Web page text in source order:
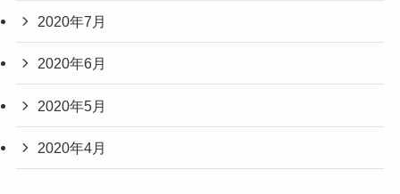
2020年7月
2020年6月
2020年5月
2020年4月